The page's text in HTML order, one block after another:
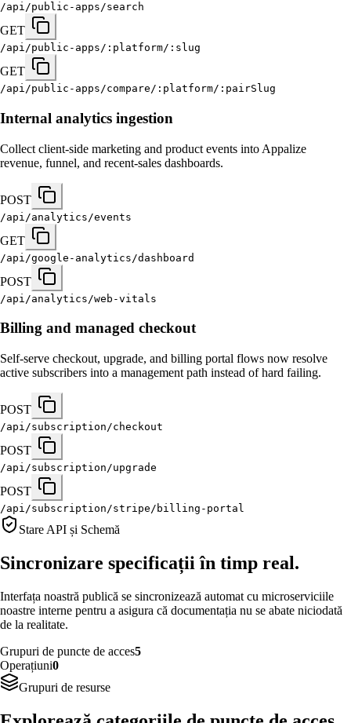
/api/public-apps/search
GET
/api/public-apps/:platform/:slug
GET
/api/public-apps/compare/:platform/:pairSlug
Internal analytics ingestion
Collect client-side marketing and product events into Appalize
revenue, funnel, and recent-sales dashboards.
POST
/api/analytics/events
GET
/api/google-analytics/dashboard
POST
/api/analytics/web-vitals
Billing and managed checkout
Self-serve checkout, upgrade, and billing portal flows now resolve
active subscribers into a management path instead of hard failing.
POST
/api/subscription/checkout
POST
/api/subscription/upgrade
POST
/api/subscription/stripe/billing-portal
Stare API și Schemă
Sincronizare specificații în timp real.
Interfața noastră publică se sincronizează automat cu microserviciile
noastre interne pentru a asigura că documentația nu se abate niciodată
de la realitate.
Grupuri de puncte de acces5
Operațiuni0
Grupuri de resurse